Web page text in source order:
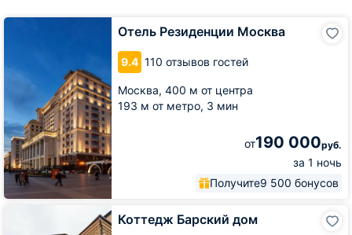
Отель Резиденции Москва
9.4 110 отзывов гостей
Москва, 400 м от центра
193 м от метро, 3 мин
от190 000руб.
за 1 ночь
Получите9 500 бонусов
Отель
Коттедж Барский дом